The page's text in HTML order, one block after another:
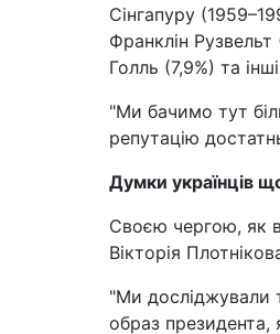
Сінгапуру
Франклін
Голль (7,9%) та
"Ми бачимо тут
репутацію
Думки українців
Своєю чергою, як
Вікторія
"Ми досліджували
образ